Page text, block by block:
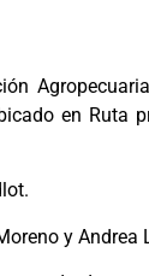
en Ruta
y Andrea